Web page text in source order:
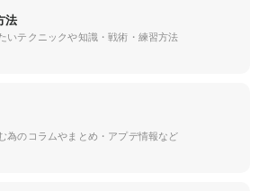
法
いテクニックや知識・戦術・練習方法
為のコラムやまとめ・アプデ情報など